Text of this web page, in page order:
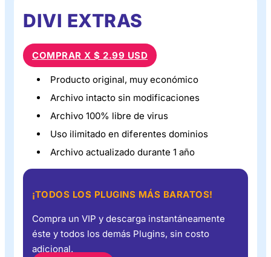
DIVI EXTRAS
COMPRAR X $ 2.99 USD
Producto original, muy económico
Archivo intacto sin modificaciones
Archivo 100% libre de virus
Uso ilimitado en diferentes dominios
Archivo actualizado durante 1 año
¡TODOS LOS PLUGINS MÁS BARATOS!
Compra un VIP y descarga instantáneamente
éste y todos los demás Plugins, sin costo
adicional.